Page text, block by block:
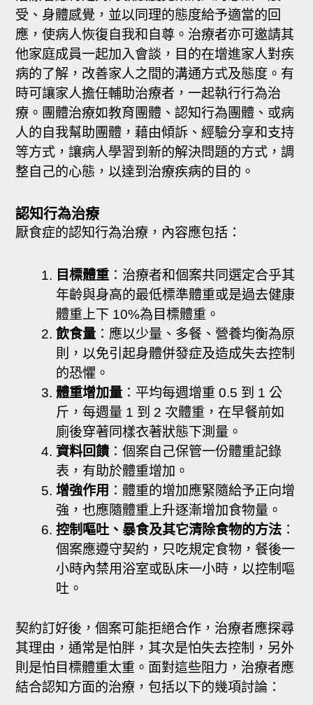
受、身體感覺，並以同理的態度給予適當的回
應，使病人恢復自我和自尊。治療者亦可邀請其
他家庭成員一起加入會談，目的在增進家人對疾
病的了解，改善家人之間的溝通方式及態度。有
時可讓家人擔任輔助治療者，一起執行行為治
療。團體治療如教育團體、認知行為團體、或病
人的自我幫助團體，藉由傾訴、經驗分享和支持
等方式，讓病人學習到新的解決問題的方式，調
整自己的心態，以達到治療疾病的目的。
認知行為治療
厭食症的認知行為治療，內容應包括：
目標體重：治療者和個案共同選定合乎其
年齡與身高的最低標準體重或是過去健康
體重上下 10%為目標體重。
飲食量：應以少量、多餐、營養均衡為原
則，以免引起身體併發症及造成失去控制
的恐懼。
體重增加量：平均每週增重 0.5 到 1 公
斤，每週量 1 到 2 次體重，在早餐前如
廁後穿著同樣衣著狀態下測量。
資料回饋：個案自己保管一份體重記錄
表，有助於體重增加。
增強作用 ：體重的增加應緊隨給予正向增
強，也應隨體重上升逐漸增加食物量。
控制嘔吐、暴食及其它清除食物的方法：
個案應遵守契約，只吃規定食物，餐後一
小時內禁用浴室或臥床一小時，以控制嘔
吐。
契約訂好後，個案可能拒絕合作，治療者應探尋
其理由，通常是怕胖，其次是怕失去控制，另外
則是怕目標體重太重。面對這些阻力，治療者應
結合認知方面的治療，包括以下的幾項討論：